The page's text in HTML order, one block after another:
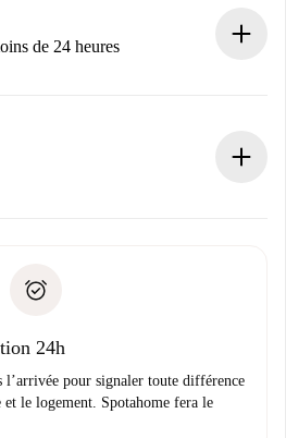
rien tant que le propriétaire
de 24 heures
et nous vous proposerons
problème n'est signalé.
24h
l’arrivée pour signaler toute différence
et le logement. Spotahome fera le